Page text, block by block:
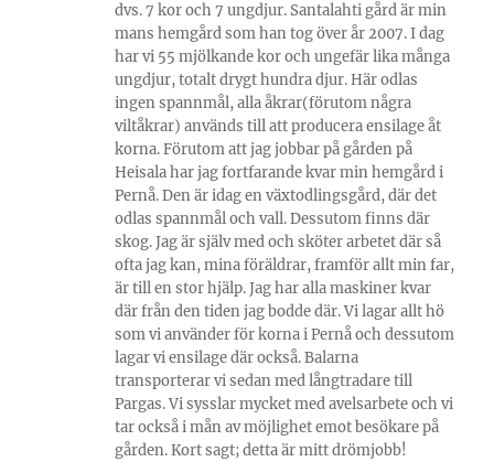
dvs. 7 kor och 7 ungdjur. Santalahti gård är min
mans hemgård som han tog över år 2007. I dag
har vi 55 mjölkande kor och ungefär lika många
ungdjur, totalt drygt hundra djur. Här odlas
ingen spannmål, alla åkrar(förutom några
viltåkrar) används till att producera ensilage åt
korna. Förutom att jag jobbar på gården på
Heisala har jag fortfarande kvar min hemgård i
Pernå. Den är idag en växtodlingsgård, där det
odlas spannmål och vall. Dessutom finns där
skog. Jag är själv med och sköter arbetet där så
ofta jag kan, mina föräldrar, framför allt min far,
är till en stor hjälp. Jag har alla maskiner kvar
där från den tiden jag bodde där. Vi lagar allt hö
som vi använder för korna i Pernå och dessutom
lagar vi ensilage där också. Balarna
transporterar vi sedan med långtradare till
Pargas. Vi sysslar mycket med avelsarbete och vi
tar också i mån av möjlighet emot besökare på
gården. Kort sagt; detta är mitt drömjobb!